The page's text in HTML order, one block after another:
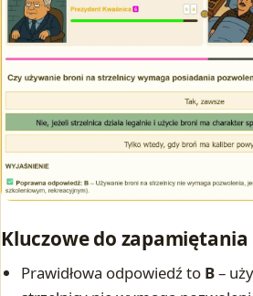
Kluczowe do
Prawidłowa odpowiedź to B–